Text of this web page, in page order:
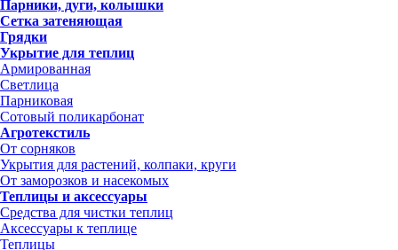
Парники, дуги, колышки
Сетка затеняющая
Грядки
Укрытие для теплиц
Армированная
Светлица
Парниковая
Сотовый поликарбонат
Агротекстиль
От сорняков
Укрытия для растений, колпаки, круги
От заморозков и насекомых
Теплицы и аксессуары
Средства для чистки теплиц
Аксессуары к теплице
Теплицы